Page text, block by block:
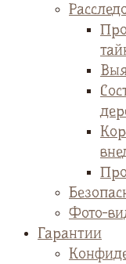
Фото-
Гарантии